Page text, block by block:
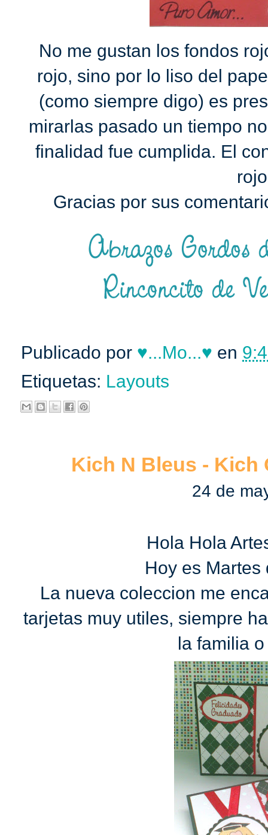
No me gustan los fondos
rojo, sino por lo liso del
(como siempre digo) es
mirarlas pasado un tiempo
finalidad fue cumplida. El
Gracias por sus
Publicado por ♥...Mo...♥ en
Etiquetas: Layouts
Kich N Bleus - Kich
24 de
Hola Hola
Hoy es Martes
La nueva coleccion me
tarjetas muy utiles, siempre
la familia